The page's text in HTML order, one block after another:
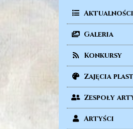
Aktualności
Galeria
Konkursy
Zajęcia
Zespoły
Artyści